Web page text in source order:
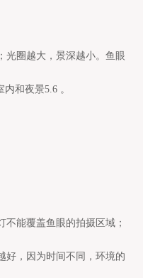
光圈越大，景深越小。鱼眼
和夜景5.6 。
能覆盖鱼眼的拍摄区域；
好，因为时间不同，环境的